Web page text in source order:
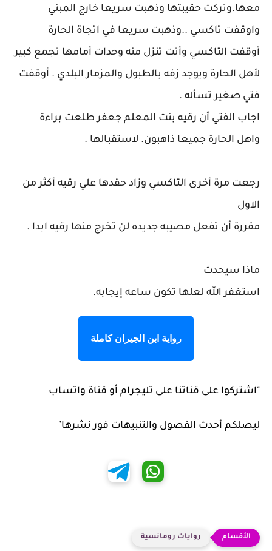
معها.وتركت حقيبتها وذهبت سريعا خارج المبني
واوقفت تاكسي ..وذهبت سريعا في اتجاة الحارة
أوقفت التاكسي وأتت تنزل منه وحدات أمامها تجمع كبير
لأهل الحارة ويوجد زفه بالطبول والمزمار البلدي . أوقفت
فتي صغير تسأله .
اجاب الفتي أن رقيه بنت المعلم جعفر طلعت براءة
واهل الحارة جميعا ذاهبون. لاستقبالها .
رجعت مرة أخرى التاكسي وزاد حقدها علي رقيه أكثر من
الاول
مقررة أن تفعل مصيبه جديده لن تخرج منها رقيه ابدا .
ماذا سيحدث
استغفر الله لعلها تكون ساعه إيجابه.
رواية ابن الجيران كاملة
"اشتركوا على قناتنا على تليجرام أو قناة واتساب
ليصلكم أحدث الفصول والتنبيهات فور نشرها"
روايات رومانسية